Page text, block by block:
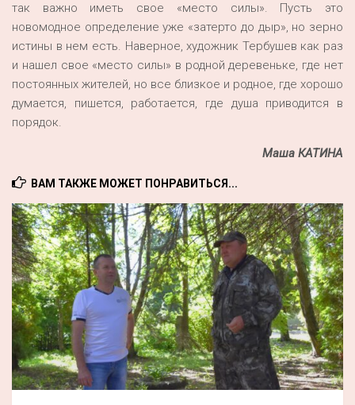
так важно иметь свое «место силы». Пусть это
новомодное определение уже «затерто до дыр», но зерно
истины в нем есть. Наверное, художник Тербушев как раз
и нашел свое «место силы» в родной деревеньке, где нет
постоянных жителей, но все близкое и родное, где хорошо
думается, пишется, работается, где душа приводится в
порядок.
Маша КАТИНА
ВАМ ТАКЖЕ МОЖЕТ ПОНРАВИТЬСЯ...